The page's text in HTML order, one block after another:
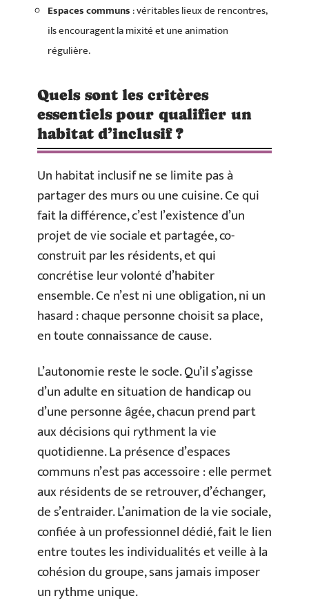
Espaces communs: véritables lieux de rencontres,
ils encouragent la mixité et une animation
régulière.
Quels sont les critères
essentiels pour qualifier un
habitat d’inclusif ?
Un habitat inclusif ne se limite pas à
partager des murs ou une cuisine. Ce qui
fait la différence, c’est l’existence d’un
projet de vie sociale et partagée, co-
construit par les résidents, et qui
concrétise leur volonté d’habiter
ensemble. Ce n’est ni une obligation, ni un
hasard : chaque personne choisit sa place,
en toute connaissance de cause.
L’autonomie reste le socle. Qu’il s’agisse
d’un adulte en situation de handicap ou
d’une personne âgée, chacun prend part
aux décisions qui rythment la vie
quotidienne. La présence d’espaces
communs n’est pas accessoire : elle permet
aux résidents de se retrouver, d’échanger,
de s’entraider. L’animation de la vie sociale,
confiée à un professionnel dédié, fait le lien
entre toutes les individualités et veille à la
cohésion du groupe, sans jamais imposer
un rythme unique.